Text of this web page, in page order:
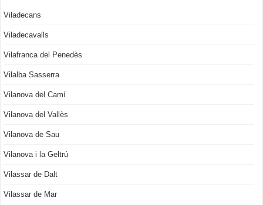
Viladecans
Viladecavalls
Vilafranca del Penedès
Vilalba Sasserra
Vilanova del Camí
Vilanova del Vallès
Vilanova de Sau
Vilanova i la Geltrú
Vilassar de Dalt
Vilassar de Mar